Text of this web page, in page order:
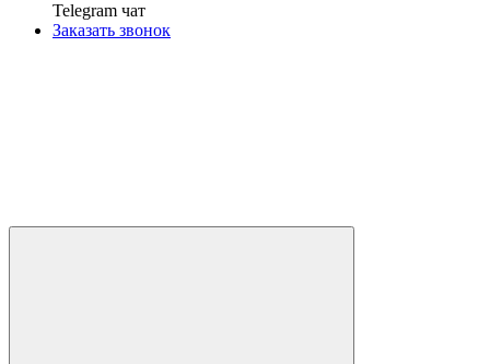
Telegram чат
Заказать звонок